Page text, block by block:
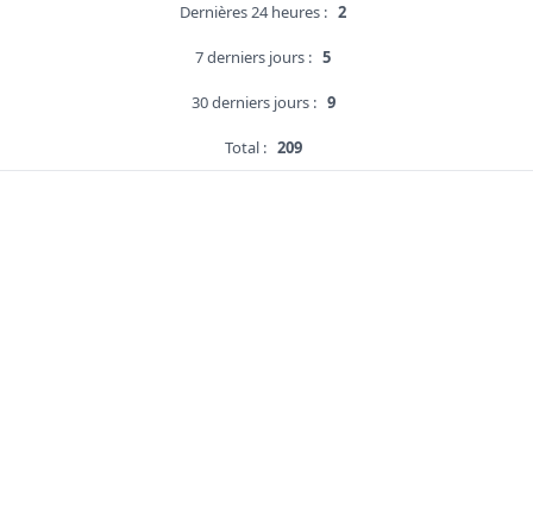
Dernières 24 heures : 2
7 derniers jours : 5
30 derniers jours : 9
Total : 209